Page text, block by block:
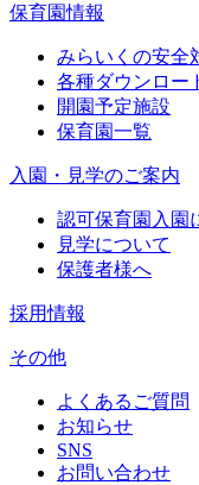
保育園情報
みらいくの安全
各種ダウンロー
開園予定施設
保育園一覧
入園・見学のご案内
認可保育園入園
見学について
保護者様へ
採用情報
その他
よくあるご質問
お知らせ
SNS
お問い合わせ